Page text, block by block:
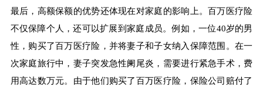
最后，高额保额的优势还体现在对家庭的影响上。百万医疗险
不仅保障个人，还可以扩展到家庭成员。例如，一位40岁的男
性，购买了百万医疗险，并将妻子和子女纳入保障范围。在一
次家庭旅行中，妻子突发急性阑尾炎，需要进行紧急手术，费
用高达数万元。由于他们购买了百万医疗险，保险公司赔付了